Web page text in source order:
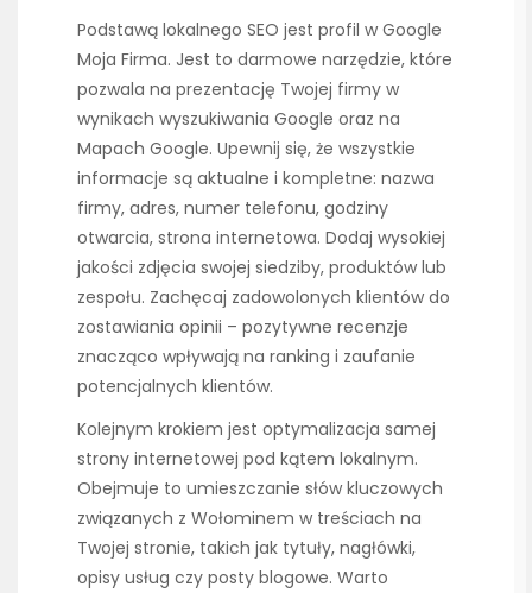
Podstawą lokalnego SEO jest profil w Google
Moja Firma. Jest to darmowe narzędzie, które
pozwala na prezentację Twojej firmy w
wynikach wyszukiwania Google oraz na
Mapach Google. Upewnij się, że wszystkie
informacje są aktualne i kompletne: nazwa
firmy, adres, numer telefonu, godziny
otwarcia, strona internetowa. Dodaj wysokiej
jakości zdjęcia swojej siedziby, produktów lub
zespołu. Zachęcaj zadowolonych klientów do
zostawiania opinii – pozytywne recenzje
znacząco wpływają na ranking i zaufanie
potencjalnych klientów.
Kolejnym krokiem jest optymalizacja samej
strony internetowej pod kątem lokalnym.
Obejmuje to umieszczanie słów kluczowych
związanych z Wołominem w treściach na
Twojej stronie, takich jak tytuły, nagłówki,
opisy usług czy posty blogowe. Warto